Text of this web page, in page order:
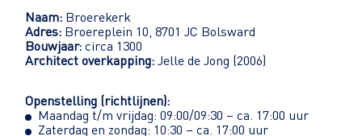
Naam: Broerekerk
Adres: Broereplein 10, 8701 JC Bolsward
Bouwjaar: circa 1300
Architect overkapping: Jelle de Jong (2006)
Openstelling (richtlijnen):
Maandag t/m vrijdag: 09:00/09:30 – ca. 17:00 uur
Zaterdag en zondag: 10:30 – ca. 17:00 uur